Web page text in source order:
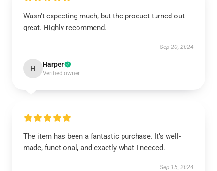
Wasn't expecting much, but the product turned out
great. Highly recommend.
Sep 20, 2024
H Harper
Verified owner
The item has been a fantastic purchase. It’s well-
made, functional, and exactly what I needed.
Sep 15, 2024